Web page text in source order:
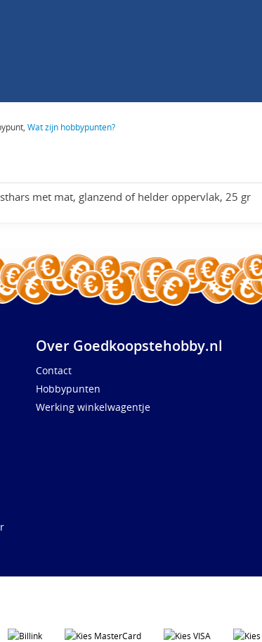
Wat zijn hobbypunten?
met mat, glanzend of helder oppervlak, 25 gr
Over Goedkoopstehobby.nl
Contact
Hobbypunten
Werking winkelwagentje